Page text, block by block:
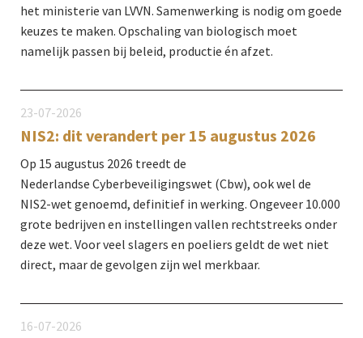
het ministerie van LVVN. Samenwerking is nodig om goede
keuzes te maken. Opschaling van biologisch moet
namelijk passen bij beleid, productie én afzet.
23-07-2026
NIS2: dit verandert per 15 augustus 2026
Op 15 augustus 2026 treedt de
Nederlandse Cyberbeveiligingswet (Cbw), ook wel de
NIS2-wet genoemd, definitief in werking. Ongeveer 10.000
grote bedrijven en instellingen vallen rechtstreeks onder
deze wet. Voor veel slagers en poeliers geldt de wet niet
direct, maar de gevolgen zijn wel merkbaar.
16-07-2026